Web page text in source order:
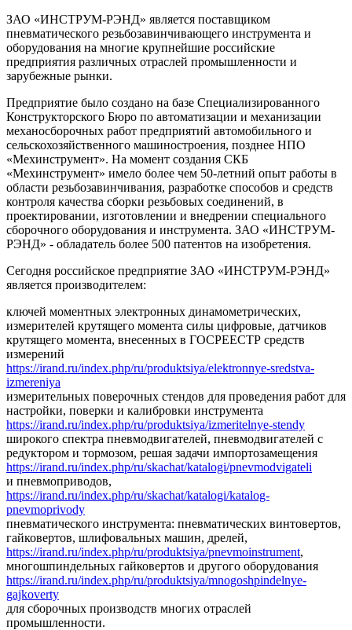
ЗАО «ИНСТРУМ-РЭНД» является поставщиком
пневматического резьбозавинчивающего инструмента и
оборудования на многие крупнейшие российские
предприятия различных отраслей промышленности и
зарубежные рынки.
Предприятие было создано на базе Специализированного
Конструкторского Бюро по автоматизации и механизации
механосборочных работ предприятий автомобильного и
сельскохозяйственного машиностроения, позднее НПО
«Мехинструмент». На момент создания СКБ
«Мехинструмент» имело более чем 50-летний опыт работы в
области резьбозавинчивания, разработке способов и средств
контроля качества сборки резьбовых соединений, в
проектировании, изготовлении и внедрении специального
сборочного оборудования и инструмента. ЗАО «ИНСТРУМ-
РЭНД» - обладатель более 500 патентов на изобретения.
Сегодня российское предприятие ЗАО «ИНСТРУМ-РЭНД»
является производителем:
ключей моментных электронных динамометрических,
измерителей крутящего момента силы цифровые, датчиков
крутящего момента, внесенных в ГОСРЕЕСТР средств
измерений
https://irand.ru/index.php/ru/produktsiya/elektronnye-sredstva-
izmereniya
измерительных поверочных стендов для проведения работ для
настройки, поверки и калибровки инструмента
https://irand.ru/index.php/ru/produktsiya/izmeritelnye-stendy
широкого спектра пневмодвигателей, пневмодвигателей с
редуктором и тормозом, решая задачи импортозамещения
https://irand.ru/index.php/ru/skachat/katalogi/pnevmodvigateli
и пневмоприводов,
https://irand.ru/index.php/ru/skachat/katalogi/katalog-
pnevmoprivody
пневматического инструмента: пневматических винтовертов,
гайковертов, шлифовальных машин, дрелей,
https://irand.ru/index.php/ru/produktsiya/pnevmoinstrument,
многошпиндельных гайковертов и другого оборудования
https://irand.ru/index.php/ru/produktsiya/mnogoshpindelnye-
gajkoverty
для сборочных производств многих отраслей
промышленности.